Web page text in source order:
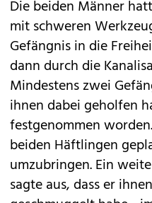
Die beiden Männer
mit schweren
Gefängnis in die
dann durch die
Mindestens zwei
ihnen dabei geholfen
festgenommen
beiden Häftlingen
umzubringen. Ein
sagte aus, dass er